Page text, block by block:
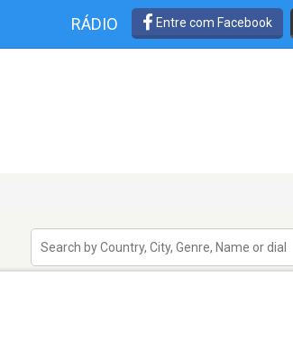
RÁDIO Entre com Facebook